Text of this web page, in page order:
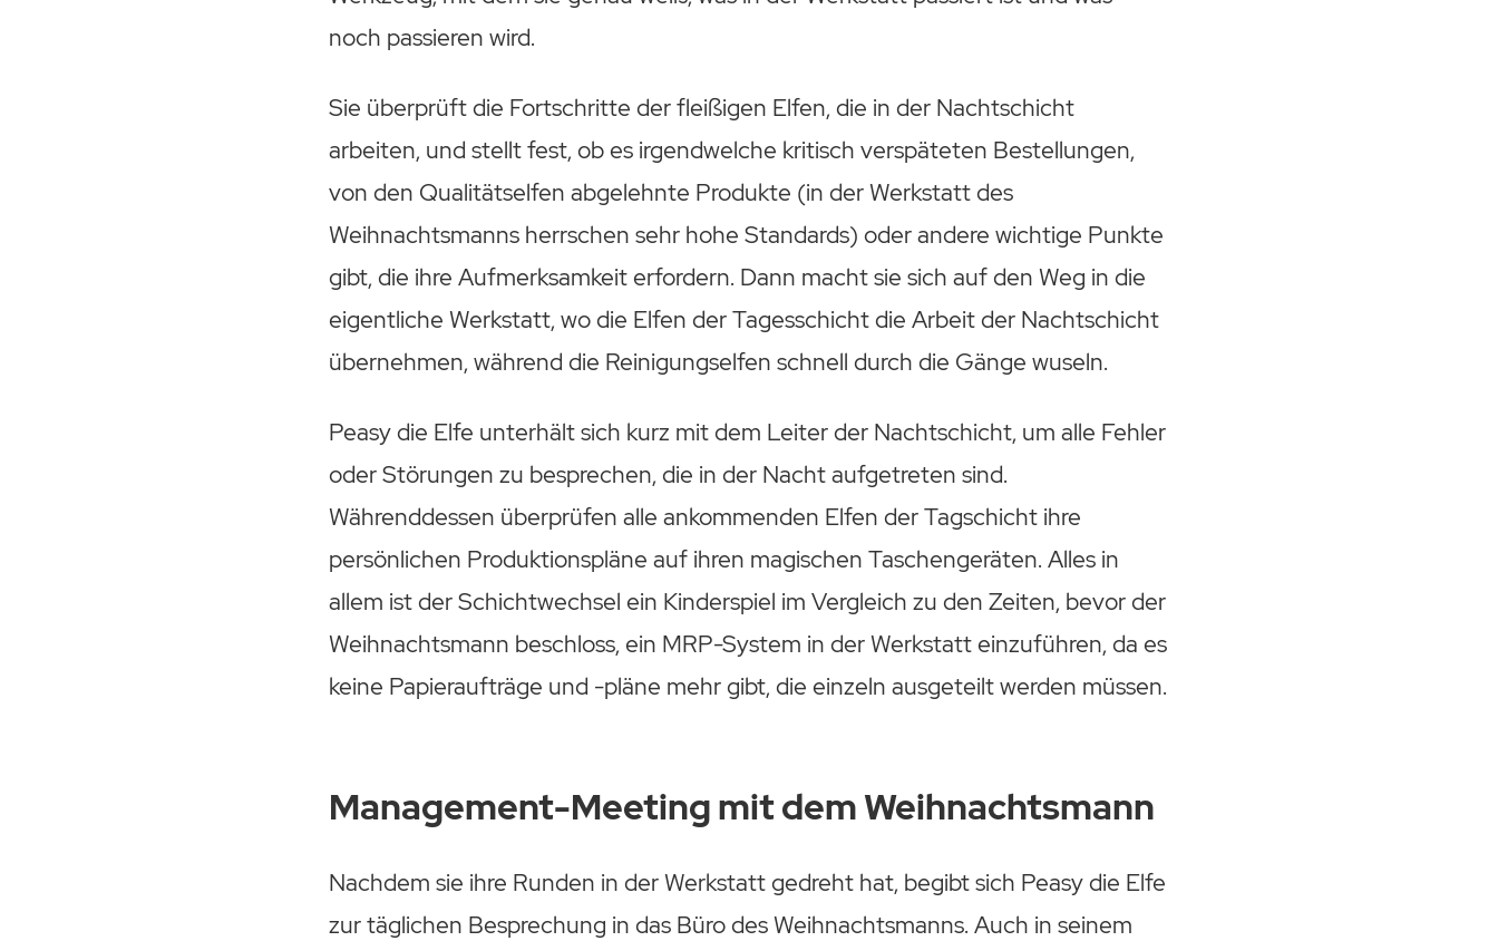
noch passieren wird.
Sie überprüft die Fortschritte der fleißigen Elfen, die in der Nachtschicht
arbeiten, und stellt fest, ob es irgendwelche kritisch verspäteten Bestellungen,
von den Qualitätselfen abgelehnte Produkte (in der Werkstatt des
Weihnachtsmanns herrschen sehr hohe Standards) oder andere wichtige Punkte
gibt, die ihre Aufmerksamkeit erfordern. Dann macht sie sich auf den Weg in die
eigentliche Werkstatt, wo die Elfen der Tagesschicht die Arbeit der Nachtschicht
übernehmen, während die Reinigungselfen schnell durch die Gänge wuseln.
Peasy die Elfe unterhält sich kurz mit dem Leiter der Nachtschicht, um alle Fehler
oder Störungen zu besprechen, die in der Nacht aufgetreten sind.
Währenddessen überprüfen alle ankommenden Elfen der Tagschicht ihre
persönlichen Produktionspläne auf ihren magischen Taschengeräten. Alles in
allem ist der Schichtwechsel ein Kinderspiel im Vergleich zu den Zeiten, bevor der
Weihnachtsmann beschloss, ein MRP-System in der Werkstatt einzuführen, da es
keine Papieraufträge und -pläne mehr gibt, die einzeln ausgeteilt werden müssen.
Management-Meeting mit dem Weihnachtsmann
Nachdem sie ihre Runden in der Werkstatt gedreht hat, begibt sich Peasy die Elfe
zur täglichen Besprechung in das Büro des Weihnachtsmanns. Auch in seinem